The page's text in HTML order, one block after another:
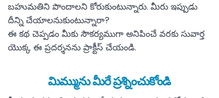
బహుమతిని పొందాలని కోరుకుంటున్నారు. మీరు ఇప్పుడు
దీన్ని చేయాలనుకుంటున్నారా?
ఈ కథ చెప్పడం మీకు సౌకర్యముగా అనిపించే వరకు సువార్త
యొక్క ఈ ప్రదర్శనను ప్రాక్టీస్ చేయండి.
మిమ్మును మీరే ప్రశ్నించుకోండి